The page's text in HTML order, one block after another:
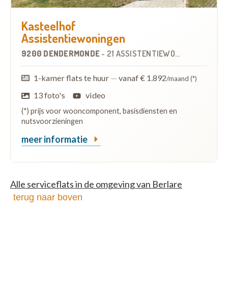
Kasteelhof
Assistentiewoningen
9200 DENDERMONDE - 21 ASSISTENTIEWONINGEN
1-kamer flats te huur — vanaf € 1.892/maand (*)
13 foto's video
(*) prijs voor wooncomponent, basisdiensten en
nutsvoorzieningen
meer informatie
Alle serviceflats in de omgeving van Berlare
terug naar boven